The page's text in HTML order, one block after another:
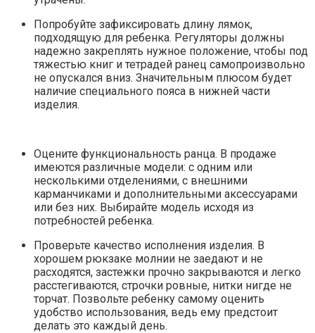
Попробуйте зафиксировать длину лямок,
подходящую для ребенка. Регуляторы должны
надежно закреплять нужное положение, чтобы под
тяжестью книг и тетрадей ранец самопроизвольно
не опускался вниз. Значительным плюсом будет
наличие специального пояса в нижней части
изделия.
Оцените функциональность ранца. В продаже
имеются различные модели: с одним или
несколькими отделениями, с внешними
карманчиками и дополнительными аксессуарами
или без них. Выбирайте модель исходя из
потребностей ребенка.
Проверьте качество исполнения изделия. В
хорошем рюкзаке молнии не заедают и не
расходятся, застежки прочно закрываются и легко
расстегиваются, строчки ровные, нитки нигде не
торчат. Позвольте ребенку самому оценить
удобство использования, ведь ему предстоит
делать это каждый день.